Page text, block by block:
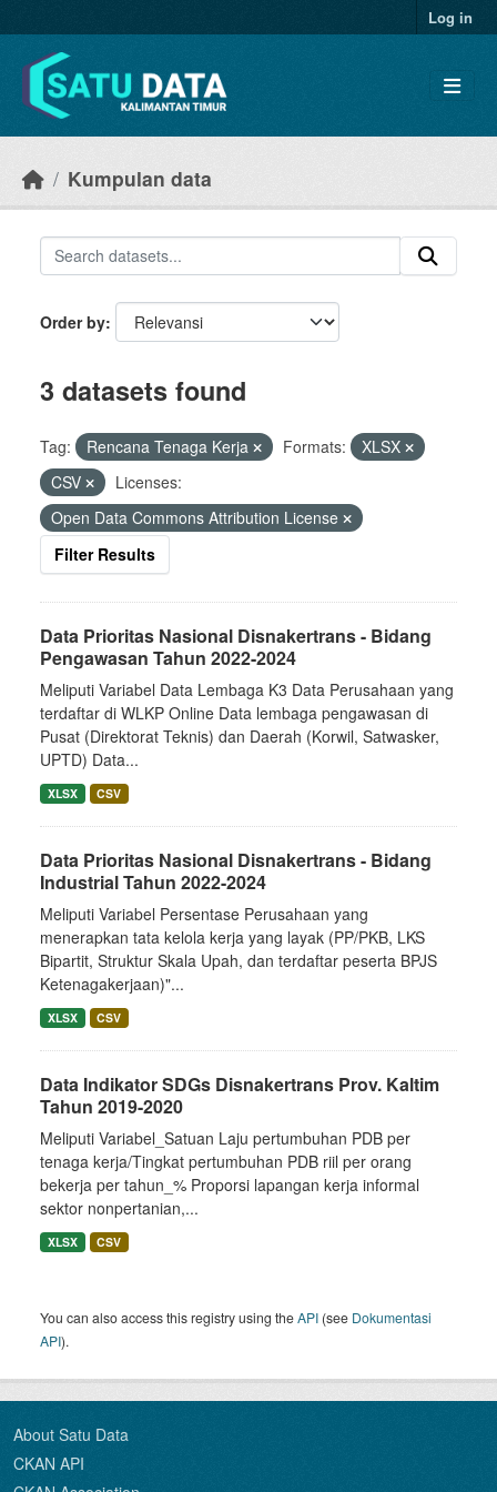
Log in
Kumpulan data
Order by
3 datasets found
Tag: Rencana Tenaga Kerja Formats:
XLSX
CSV
Licenses:
Open Data Commons Attribution License
Filter Results
Data Prioritas Nasional Disnakertrans - Bidang
Pengawasan Tahun 2022-2024
Meliputi Variabel Data Lembaga K3 Data Perusahaan yang
terdaftar di WLKP Online Data lembaga pengawasan di
Pusat (Direktorat Teknis) dan Daerah (Korwil, Satwasker,
UPTD) Data...
XLSX CSV
Data Prioritas Nasional Disnakertrans - Bidang
Industrial Tahun 2022-2024
Meliputi Variabel Persentase Perusahaan yang
menerapkan tata kelola kerja yang layak (PP/PKB, LKS
Bipartit, Struktur Skala Upah, dan terdaftar peserta BPJS
Ketenagakerjaan)"...
XLSX CSV
Data Indikator SDGs Disnakertrans Prov. Kaltim
Tahun 2019-2020
Meliputi Variabel_Satuan Laju pertumbuhan PDB per
tenaga kerja/Tingkat pertumbuhan PDB riil per orang
bekerja per tahun_% Proporsi lapangan kerja informal
sektor nonpertanian,...
XLSX CSV
You can also access this registry using theAPI (see Dokumentasi
API).
About Satu Data
CKAN API